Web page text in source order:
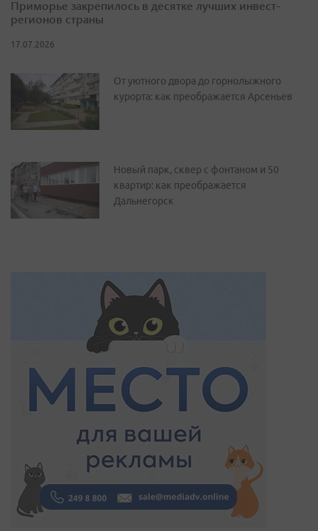
Приморье закрепилось в десятке лучших инвест-
регионов страны
17.07.2026
От уютного двора до горнолыжного
курорта: как преображается Арсеньев
Новый парк, сквер с фонтаном и 50
квартир: как преображается
Дальнегорск